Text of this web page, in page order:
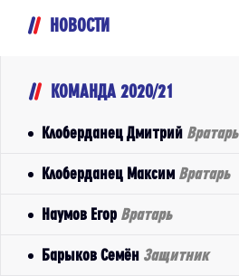
НОВОСТИ
КОМАНДА 2020/21
Клоберданец Дмитрий Вратарь
Клоберданец Максим Вратарь
Наумов Егор Вратарь
Барыков Семён Защитник